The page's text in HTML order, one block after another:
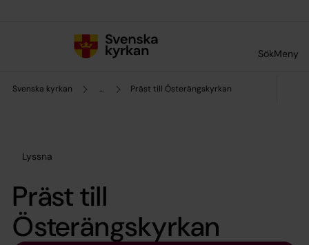
SökMeny
Svenska kyrkan ... Präst till Österängskyrkan
Lyssna
Präst till
Österängskyrkan